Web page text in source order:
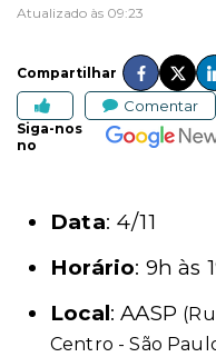
Atualizado às 09:23
Compartilhar
Comentar
Siga-nos
no
Data: 4/11
Horário: 9h às
Local: AASP
Centro - São